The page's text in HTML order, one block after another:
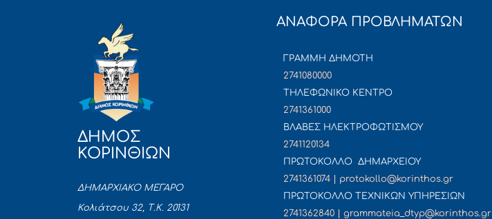
ΔΗΜΟΣ
ΚΟΡΙΝΘΙΩΝ
ΔΗΜΑΡΧΙΑΚΟ ΜΕΓΑΡΟ
Κολιάτσου 32, Τ.Κ. 20131
ΑΝΑΦΟΡΑ ΠΡΟΒΛΗΜΑΤΩΝ
ΓΡΑΜΜΗ ΔΗΜΟΤΗ
2741080000
ΤΗΛΕΦΩΝΙΚΟ ΚΕΝΤΡΟ
2741361000
ΒΛΑΒΕΣ ΗΛΕΚΤΡΟΦΩΤΙΣΜΟΥ
2741120134
ΠΡΩΤΟΚΟΛΛΟ ΔΗΜΑΡΧΕΙΟΥ
2741361074 | protokollo@korinthos.gr
ΠΡΩΤΟΚΟΛΛΟ ΤΕΧΝΙΚΩΝ ΥΠΗΡΕΣΙΩΝ
2741362840 | grammateia_dtyp@korinthos.gr